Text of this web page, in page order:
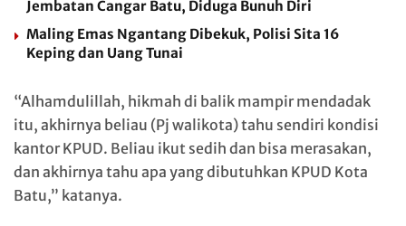
Jembatan Cangar Batu, Diduga Bunuh Diri
Maling Emas Ngantang Dibekuk, Polisi Sita 16
Keping dan Uang Tunai
“Alhamdulillah, hikmah di balik mampir mendadak
itu, akhirnya beliau (Pj walikota) tahu sendiri kondisi
kantor KPUD. Beliau ikut sedih dan bisa merasakan,
dan akhirnya tahu apa yang dibutuhkan KPUD Kota
Batu,” katanya.